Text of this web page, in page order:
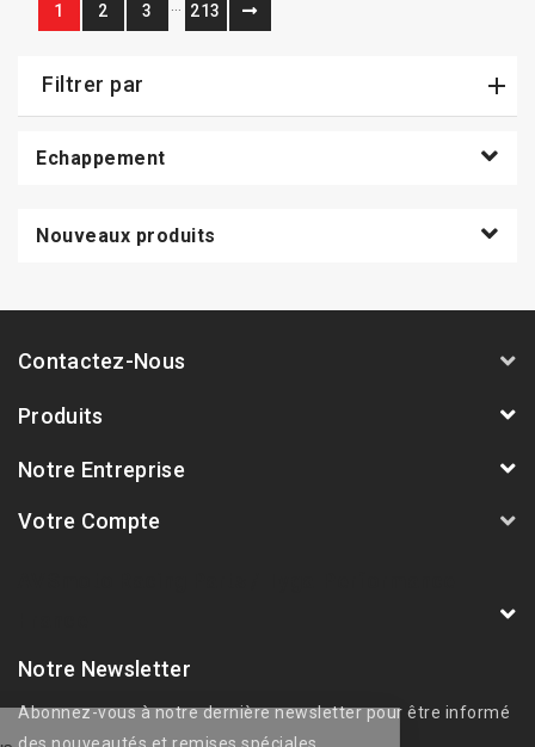
1 2 3 213
Filtrer par
Echappement
Nouveaux produits
Contactez-Nous
Produits
Notre Entreprise
Votre Compte
Notre Newsletter
Abonnez-vous à notre dernière newsletter pour être informé